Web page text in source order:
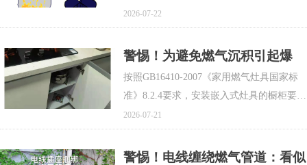
燃气安全小知识，请大家认真看看，平时多
给孩子“唠叨唠叨”，为快乐的暑假生活筑起
一道坚固的安全防线——
2026-07-22
警惕！为避免燃气沉积引起爆
炸，燃气灶具下方的橱柜一定要
留通风孔
按照GB16410-2007《家用燃气灶具国家标
准》8.2.4要求，安装嵌入式灶具的橱柜要有
符合通风要求的与大气相通的开孔尺寸，否
则会造成泄漏燃气沉积而引起爆炸。因此，
安装回嵌入式灶具时，一定要留橱柜通风
2026-07-21
警惕！电线缠绕燃气管道：看似